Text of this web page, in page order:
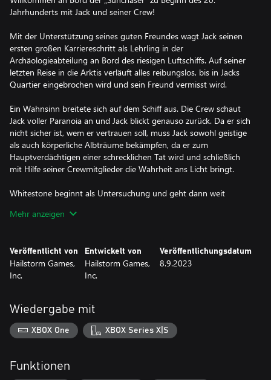
Jahrhunderts mit Jack und seiner Crew!
Mit der Unterstützung seines guten Freundes wagt Jack seinen
ersten großen Karriereschritt als Lehrling in der
Archäologieabteilung an Bord des riesigen Luftschiffs. Auf seiner
letzten Reise in die Arktis verläuft alles reibungslos, bis in Jacks
Quartier eingebrochen wird und sein Freund vermisst wird.
Ein Wahnsinn breitete sich auf dem Schiff aus. Die Crew schaut
Jack voller Paranoia an und Jack blickt genauso zurück. Da er sich
nicht sicher ist, wem er vertrauen soll, muss Jack sowohl geistige
als auch körperliche Albträume bekämpfen, da er zum
Hauptverdächtigen einer schrecklichen Tat wird und schließlich
mit Hilfe seiner Crewmitglieder die Wahrheit ans Licht bringt.
Whitestone beginnt als Untersuchung und geht dann weit
Komödie und Romantik. Willst du ein glückliches JRPG-Ende?
Ende? Treffen Sie die... ähm, nicht so richtigen Entscheidungen.
Das Überleben ist nicht garantiert, weder für Jack noch für seine
Bankett gehen? Nachts allein in der gruseligen Krankenstation
bleiben? Oder tun Sie keines von beiden! Folter? Oder eine
Dinnerparty? Mehrere Routen führen nicht nur zu
unterschiedlichen Enden, sondern auch zu unterschiedlichen
Mehr anzeigen
Veröffentlicht von
Hailstorm Games,
Inc.
Entwickelt von
Hailstorm Games,
Inc.
Veröffentlichungsdatum
8.9.2023
Wiedergabe mit
XBOX One XBOX Series X|S
Funktionen